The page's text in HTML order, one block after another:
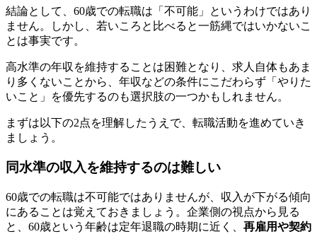
結論として、60歳での転職は「不可能」というわけではあり
ません。しかし、若いころと比べると一筋縄ではいかないこ
とは事実です。
高水準の年収を維持することは困難となり、求人自体もあま
り多くないことから、年収などの条件にこだわらず「やりた
いこと」を優先するのも選択肢の一つかもしれません。
まずは以下の2点を理解したうえで、転職活動を進めていき
ましょう。
同水準の収入を維持するのは難しい
60歳での転職は不可能ではありませんが、収入が下がる傾向
にあることは覚えておきましょう。企業側の視点から見る
と、60歳という年齢は定年退職の時期に近く、 再雇用や契約